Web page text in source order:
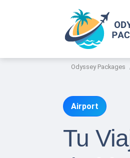
Odyssey Packages
Airport
Tu